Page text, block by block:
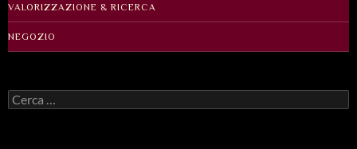
VALORIZZAZIONE & RICERCA
NEGOZIO
Ricerca
per: